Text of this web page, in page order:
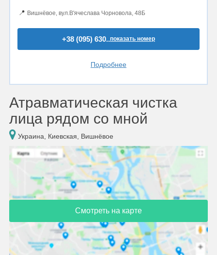
📍 Вишнёвое, вул.В'ячеслава Чорновола, 48Б
+38 (095) 630..показать номер
Подробнее
Атравматическая чистка
лица рядом со мной
Украина, Киевская, Вишнёвое
Смотреть на карте